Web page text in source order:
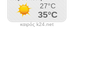
καιρός k24.net